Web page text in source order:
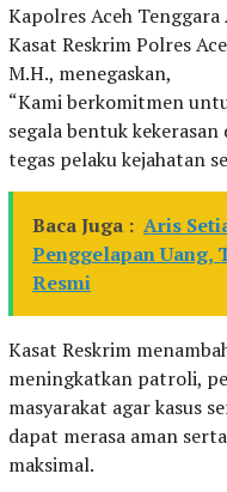
Kapolres Aceh
Kasat Reskrim Polres
M.H., menegaskan,
“Kami berkomitmen
segala bentuk
tegas pelaku kejahatan
Baca Juga : Aris
Penggelapan Uang,
Resmi
Kasat Reskrim
meningkatkan patroli,
masyarakat agar kasus
dapat merasa aman
maksimal.